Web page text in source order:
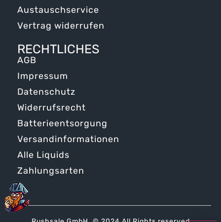
Austauschservice
Vertrag widerrufen
RECHTLICHES
AGB
Impressum
Datenschutz
Widerrufsrecht
Batterieentsorgung
Versandinformationen
Alle Liquids
Zahlungsarten